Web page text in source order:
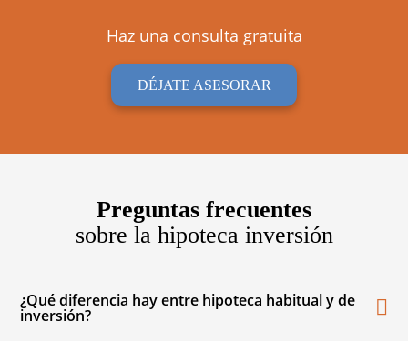
Haz una consulta gratuita
DÉJATE ASESORAR
Preguntas frecuentes
sobre la hipoteca inversión
¿Qué diferencia hay entre hipoteca habitual y de
inversión?